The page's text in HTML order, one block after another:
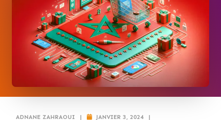
ADNANE ZAHRAOUI | JANVIER 3, 2024
|